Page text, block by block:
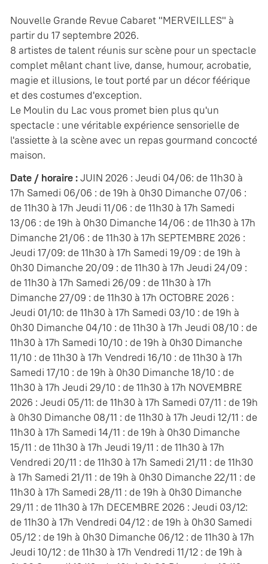
Nouvelle Grande Revue Cabaret "MERVEILLES" à
partir du 17 septembre 2026.
8 artistes de talent réunis sur scène pour un spectacle
complet mêlant chant live, danse, humour, acrobatie,
magie et illusions, le tout porté par un décor féérique
et des costumes d'exception.
Le Moulin du Lac vous promet bien plus qu'un
spectacle : une véritable expérience sensorielle de
l'assiette à la scène avec un repas gourmand concocté
maison.
Date / horaire :JUIN 2026 : Jeudi 04/06: de 11h30 à
17h Samedi 06/06 : de 19h à 0h30 Dimanche 07/06 :
de 11h30 à 17h Jeudi 11/06 : de 11h30 à 17h Samedi
13/06 : de 19h à 0h30 Dimanche 14/06 : de 11h30 à 17h
Dimanche 21/06 : de 11h30 à 17h SEPTEMBRE 2026 :
Jeudi 17/09: de 11h30 à 17h Samedi 19/09 : de 19h à
0h30 Dimanche 20/09 : de 11h30 à 17h Jeudi 24/09 :
de 11h30 à 17h Samedi 26/09 : de 11h30 à 17h
Dimanche 27/09 : de 11h30 à 17h OCTOBRE 2026 :
Jeudi 01/10: de 11h30 à 17h Samedi 03/10 : de 19h à
0h30 Dimanche 04/10 : de 11h30 à 17h Jeudi 08/10 : de
11h30 à 17h Samedi 10/10 : de 19h à 0h30 Dimanche
11/10 : de 11h30 à 17h Vendredi 16/10 : de 11h30 à 17h
Samedi 17/10 : de 19h à 0h30 Dimanche 18/10 : de
11h30 à 17h Jeudi 29/10 : de 11h30 à 17h NOVEMBRE
2026 : Jeudi 05/11: de 11h30 à 17h Samedi 07/11 : de 19h
à 0h30 Dimanche 08/11 : de 11h30 à 17h Jeudi 12/11 : de
11h30 à 17h Samedi 14/11 : de 19h à 0h30 Dimanche
15/11 : de 11h30 à 17h Jeudi 19/11 : de 11h30 à 17h
Vendredi 20/11 : de 11h30 à 17h Samedi 21/11 : de 11h30
à 17h Samedi 21/11 : de 19h à 0h30 Dimanche 22/11 : de
11h30 à 17h Samedi 28/11 : de 19h à 0h30 Dimanche
29/11 : de 11h30 à 17h DECEMBRE 2026 : Jeudi 03/12:
de 11h30 à 17h Vendredi 04/12 : de 19h à 0h30 Samedi
05/12 : de 19h à 0h30 Dimanche 06/12 : de 11h30 à 17h
Jeudi 10/12 : de 11h30 à 17h Vendredi 11/12 : de 19h à